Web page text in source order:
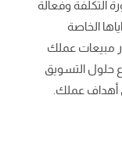
التكلفة وفعالة
الخاصة
مبيعات عملك
حلول التسويق
أهداف عملك.